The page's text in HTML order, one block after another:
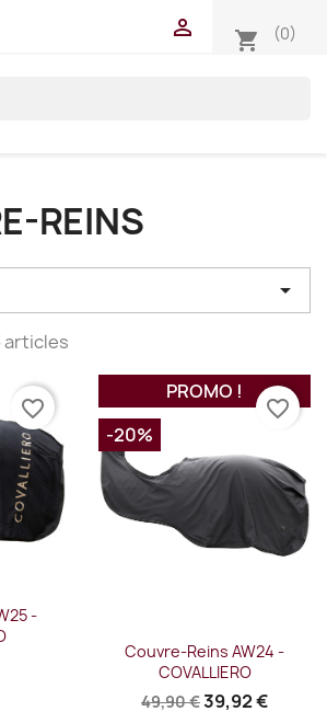
shopping_cart (0)

REINS

articles
-
favorite_border
Couvre-Reins AW24 -
COVALLIERO
49,90 €39,92 €
PROMO !
-20%
favorite_border